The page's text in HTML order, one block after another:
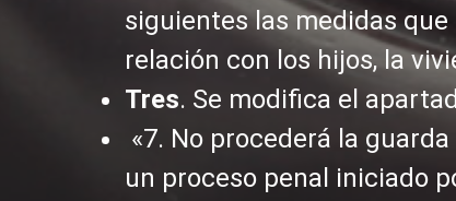
siguientes las medidas
relación con los hijos, la
Tres. Se modifica el
«7. No procederá la
un proceso penal iniciado